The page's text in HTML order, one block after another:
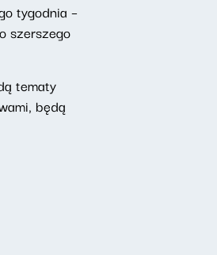
tygodnia –
szerszego
tematy
będą